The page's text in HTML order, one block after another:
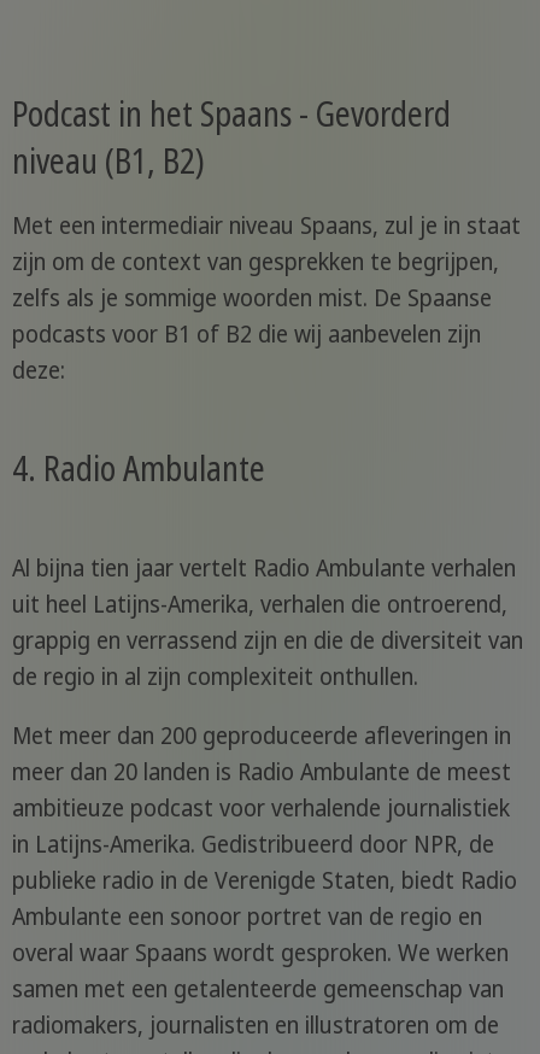
Podcast in het Spaans - Gevorderd
niveau (B1, B2)
Met een intermediair niveau Spaans, zul je in staat
zijn om de context van gesprekken te begrijpen,
zelfs als je sommige woorden mist. De Spaanse
podcasts voor B1 of B2 die wij aanbevelen zijn
deze:
4. Radio Ambulante
Al bijna tien jaar vertelt Radio Ambulante verhalen
uit heel Latijns-Amerika, verhalen die ontroerend,
grappig en verrassend zijn en die de diversiteit van
de regio in al zijn complexiteit onthullen.
Met meer dan 200 geproduceerde afleveringen in
meer dan 20 landen is Radio Ambulante de meest
ambitieuze podcast voor verhalende journalistiek
in Latijns-Amerika. Gedistribueerd door NPR, de
publieke radio in de Verenigde Staten, biedt Radio
Ambulante een sonoor portret van de regio en
overal waar Spaans wordt gesproken. We werken
samen met een getalenteerde gemeenschap van
radiomakers, journalisten en illustratoren om de